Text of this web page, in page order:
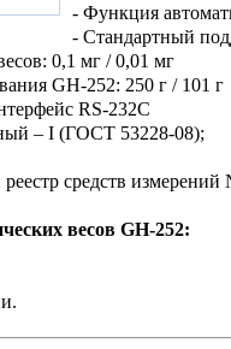
- Функция
- Стандартный
0,1 мг / 0,01 мг
GH-252: 250 г / 101 г
RS-232C
– I (ГОСТ 53228-08);
средств
весов GH-252: